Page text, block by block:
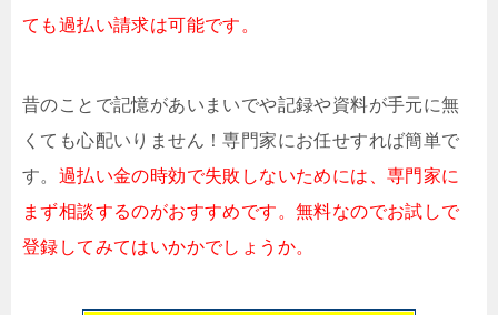
ても過払い請求は可能です。
昔のことで記憶があいまいでや記録や資料が手元に無
くても心配いりません！専門家にお任せすれば簡単で
す。 過払い金の時効で失敗しないためには、専門家に
まず相談するのがおすすめです。無料なのでお試しで
登録してみてはいかかでしょうか。